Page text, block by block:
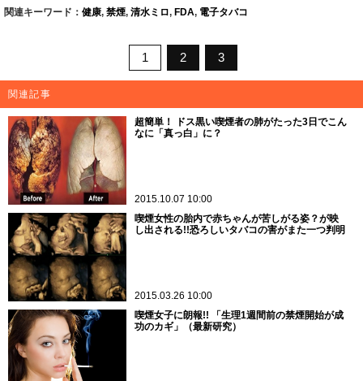
関連キーワード： 健康, 禁煙, 清水ミロ, FDA, 電子タバコ
1 2 3
関連記事
超簡単！ ドス黒い喫煙者の肺がたった3日でこん
なに「真っ白」に？
2015.10.07 10:00
喫煙女性の胎内で赤ちゃんが苦しがる姿？が映
し出される!!恐ろしいタバコの害がまた一つ判明
2015.03.26 10:00
喫煙女子に朗報!! 「生理1週間前の禁煙開始が成
功のカギ」（最新研究）